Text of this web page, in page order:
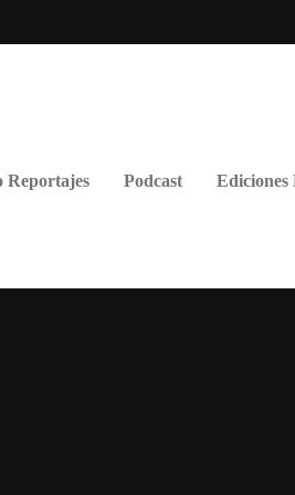
Reportajes Podcast Ediciones